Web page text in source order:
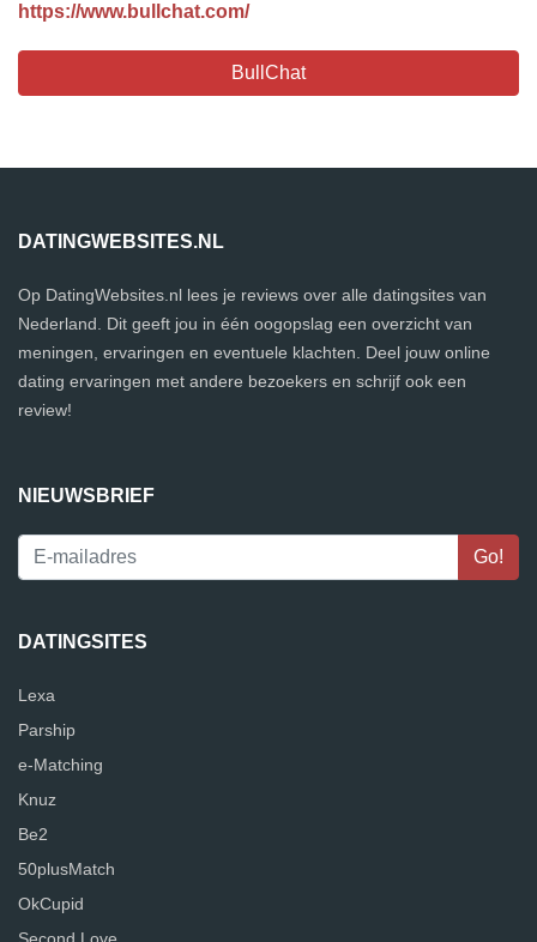
https://www.bullchat.com/
BullChat
DATINGWEBSITES.NL
Op DatingWebsites.nl lees je reviews over alle datingsites van
Nederland. Dit geeft jou in één oogopslag een overzicht van
meningen, ervaringen en eventuele klachten. Deel jouw online
dating ervaringen met andere bezoekers en schrijf ook een
review!
NIEUWSBRIEF
DATINGSITES
Lexa
Parship
e-Matching
Knuz
Be2
50plusMatch
OkCupid